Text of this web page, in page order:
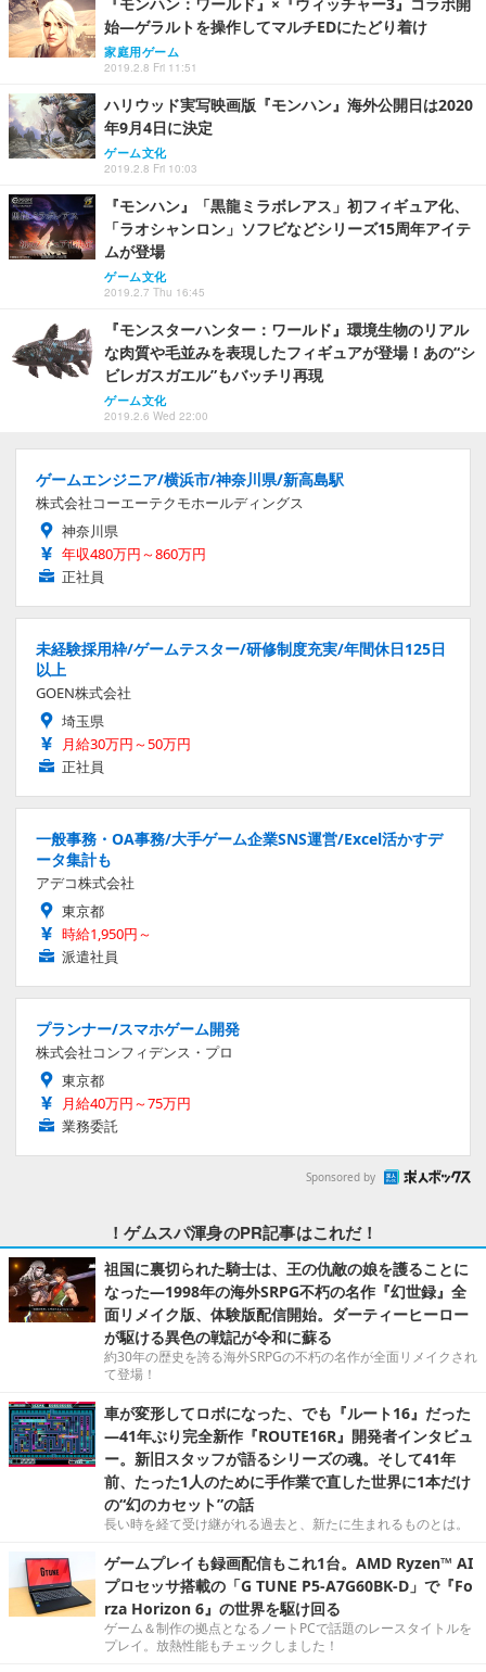
始―ゲラルトを操作してマルチEDにたどり着け
家庭用ゲーム
2019.2.8 Fri 11:51
ハリウッド実写映画版『モンハン』海外公開日は2020
年9月4日に決定
ゲーム文化
2019.2.8 Fri 10:03
『モンハン』「黒龍ミラボレアス」初フィギュア化、
「ラオシャンロン」ソフビなどシリーズ15周年アイテ
ムが登場
ゲーム文化
2019.2.7 Thu 16:45
『モンスターハンター：ワールド』環境生物のリアル
な肉質や毛並みを表現したフィギュアが登場！あの“シ
ビレガスガエル”もバッチリ再現
ゲーム文化
2019.2.6 Wed 22:00
ゲームエンジニア/横浜市/神奈川県/新高島駅
株式会社コーエーテクモホールディングス
神奈川県
年収480万円～860万円
正社員
未経験採用枠/ゲームテスター/研修制度充実/年間休日125日
以上
GOEN株式会社
埼玉県
月給30万円～50万円
正社員
一般事務・OA事務/大手ゲーム企業SNS運営/Excel活かすデ
ータ集計も
アデコ株式会社
東京都
時給1,950円～
派遣社員
プランナー/スマホゲーム開発
株式会社コンフィデンス・プロ
東京都
月給40万円～75万円
業務委託
Sponsored by
！ゲムスパ渾身のPR記事はこれだ！
祖国に裏切られた騎士は、王の仇敵の娘を護ることに
なった―1998年の海外SRPG不朽の名作『幻世録』全
面リメイク版、体験版配信開始。ダーティーヒーロー
が駆ける異色の戦記が令和に蘇る
約30年の歴史を誇る海外SRPGの不朽の名作が全面リメイクされ
て登場！
車が変形してロボになった、でも『ルート16』だった
―41年ぶり完全新作『ROUTE16R』開発者インタビュ
ー。新旧スタッフが語るシリーズの魂。そして41年
前、たった1人のために手作業で直した世界に1本だけ
の“幻のカセット”の話
長い時を経て受け継がれる過去と、新たに生まれるものとは。
ゲームプレイも録画配信もこれ1台。AMD Ryzen™ AI
プロセッサ搭載の「G TUNE P5-A7G60BK-D」で『Fo
rza Horizon 6』の世界を駆け回る
ゲーム＆制作の拠点となるノートPCで話題のレースタイトルを
プレイ。放熱性能もチェックしました！